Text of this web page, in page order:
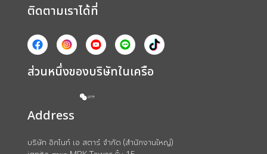
ติดตามเราได้ที่
ส่วนหนึ่งของบริษัทในเครือ
Address
บริษัท อิกไนท์ เอ สตาร์ จำกัด (สำนักงานใหญ่)